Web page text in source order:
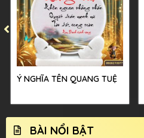
Ý NGHĨA TÊN QUANG TUỆ
BÀI NỔI BẬT